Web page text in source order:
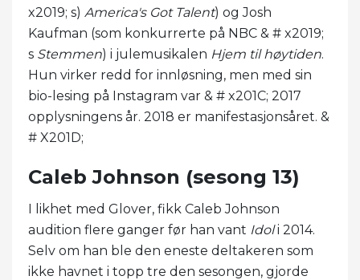
x2019; s) America's Got Talent) og Josh
Kaufman (som konkurrerte på NBC & # x2019;
s Stemmen) i julemusikalen Hjem til høytiden.
Hun virker redd for innløsning, men med sin
bio-lesing på Instagram var & # x201C; 2017
opplysningens år. 2018 er manifestasjonsåret. &
# X201D;
Caleb Johnson (sesong 13)
I likhet med Glover, fikk Caleb Johnson
audition flere ganger før han vant Idoli 2014.
Selv om han ble den eneste deltakeren som
ikke havnet i topp tre den sesongen, gjorde